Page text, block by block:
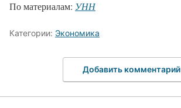
По материалам: УНН
Категории: Экономика
Добавить комментарий